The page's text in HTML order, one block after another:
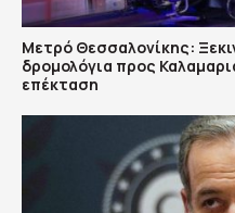
Μετρό Θεσσαλονίκης:
δρομολόγια προς
επέκταση